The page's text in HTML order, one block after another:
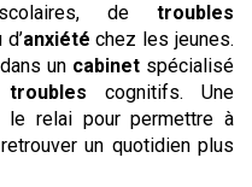
de troubles
d’anxiété chez les jeunes.
dans un cabinet spécialisé
troubles cognitifs. Une
le relai pour permettre à
un quotidien plus